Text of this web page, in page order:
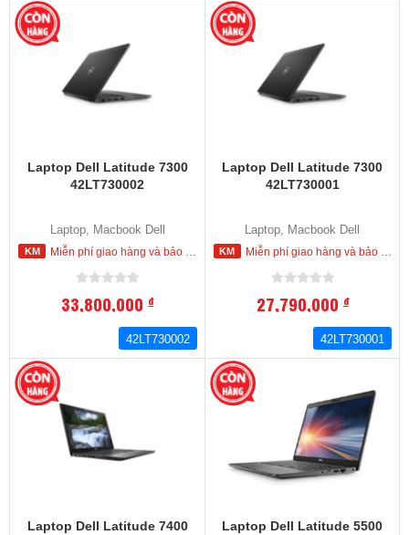
Laptop Dell Latitude 7300
42LT730002
Laptop, Macbook Dell
Miễn phí giao hàng và bảo hành tận nơi trong nội thành HCM
33,800,000đ
42LT730002
Laptop Dell Latitude 7300
42LT730001
Laptop, Macbook Dell
Miễn phí giao hàng và bảo hành tận nơi trong nội thành HCM
27,790,000đ
42LT730001
Laptop Dell Latitude 7400
Laptop Dell Latitude 5500